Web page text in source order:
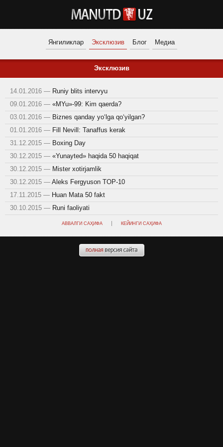
Янгиликлар Эксклюзив Блог Медиа
Эксклюзив
14.01.2016 — Runiy blits intervyu
09.01.2016 — «MYu»-99: Kim qaerda?
03.01.2016 — Biznes qanday yo‘lga qo‘yilgan?
01.01.2016 — Fill Nevill: Tanaffus kerak
31.12.2015 — Boxing Day
30.12.2015 — «Yunayted» haqida 50 haqiqat
30.12.2015 — Mister xotirjamlik
30.12.2015 — Aleks Fergyuson TOP-10
17.11.2015 — Huan Mata 50 fakt
30.10.2015 — Runi faoliyati
АВВАЛГИ САҲИФА | КЕЙИНГИ САҲИФА